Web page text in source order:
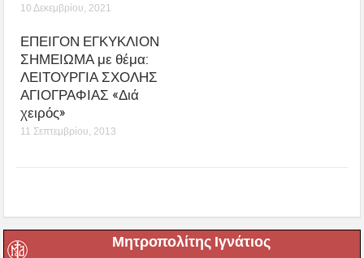
10 Δεκεμβρίου, 2021
ΕΠΕΙΓΟΝ ΕΓΚΥΚΛΙΟΝ
ΣΗΜΕΙΩΜΑ με θέμα:
ΛΕΙΤΟΥΡΓΙΑ ΣΧΟΛΗΣ
ΑΓΙΟΓΡΑΦΙΑΣ «Διά
χειρός»
11 Σεπτεμβρίου, 2013
Μητροπολίτης Ιγνάτιος